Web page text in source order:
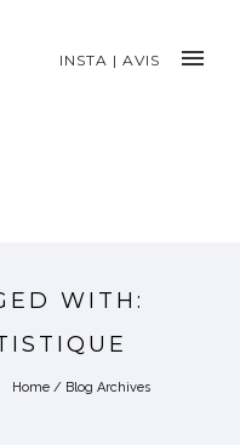
INSTA | AVIS
WITH:
Home / Blog Archives